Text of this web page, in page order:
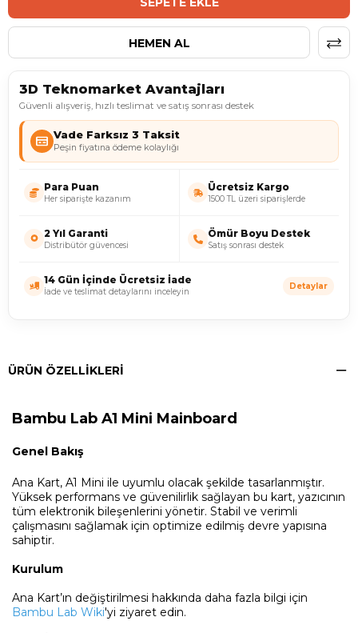
3D Teknomarket Avantajları
Güvenli alışveriş, hızlı teslimat ve satış sonrası destek
Vade Farksız 3 Taksit
Peşin fiyatına ödeme kolaylığı
Para Puan
Her siparişte kazanım
Ücretsiz Kargo
1500 TL üzeri siparişlerde
2 Yıl Garanti
Distribütör güvencesi
Ömür Boyu Destek
Satış sonrası destek
14 Gün İçinde Ücretsiz İade
İade ve teslimat detaylarını inceleyin
Detaylar
ÜRÜN ÖZELLIKLERI
Bambu Lab A1 Mini Mainboard
Genel Bakış
Ana Kart, A1 Mini ile uyumlu olacak şekilde tasarlanmıştır.
Yüksek performans ve güvenilirlik sağlayan bu kart, yazıcının
tüm elektronik bileşenlerini yönetir. Stabil ve verimli
çalışmasını sağlamak için optimize edilmiş devre yapısına
sahiptir.
Kurulum
Ana Kart’ın değiştirilmesi hakkında daha fazla bilgi için
Bambu Lab Wiki'yi ziyaret edin.